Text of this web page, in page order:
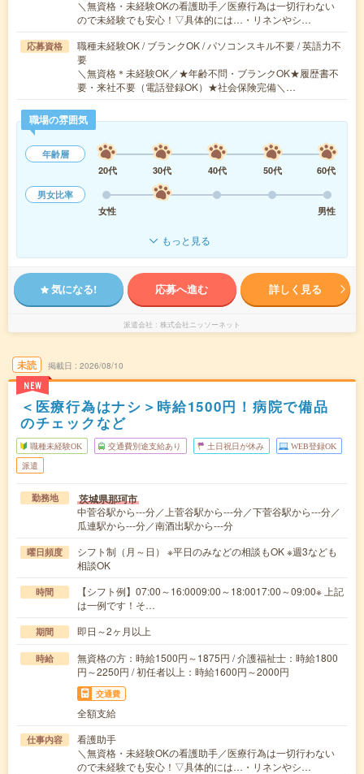
＼無資格・未経験OKの看護助手／医療行為は一切行わない
ので未経験でも安心！▽具体的には…・リネンやシ…
応募資格
職種未経験OK / ブランクOK / パソコンスキル不要 / 英語力不
要
＼無資格＊未経験OK／★年齢不問・ブランクOK★履歴書不
要・来社不要（電話登録OK）★社会保険完備＼…
職場の雰囲気
年齢層
20代
30代 40代 50代
60代
男女比率
女性
男性
もっと見る
気になる! 応募へ進む 詳しく見る
派遣会社 株式会社ニッソーネット
未読
NEW
掲載日 2026/08/10
＜医療行為はナシ＞時給1500円！病院で備品
のチェックなど
職種未経験OK 交通費別途支給あり 土日祝日が休み WEB登録OK
派遣
勤務地 茨城県那珂市
中菅谷駅から---分／上菅谷駅から---分／下菅谷駅から---分／
瓜連駅から---分／南酒出駅から---分
曜日頻度
シフト制（月～日） ※平日のみなどの相談もOK ※週3なども
相談OK
時間
【シフト例】07:00～16:0009:00～18:0017:00～09:00※ 上記
は一例です！そ…
期間 即日～2ヶ月以上
時給
無資格の方：時給1500円～1875円 / 介護福祉士：時給1800
円～2250円 / 初任者以上：時給1600円～2000円
交通費
全額支給
仕事内容
看護助手
＼無資格・未経験OKの看護助手／医療行為は一切行わない
ので未経験でも安心！▽具体的には…・リネンやシ…